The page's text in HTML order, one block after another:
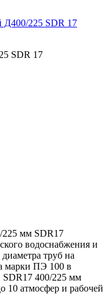
SDR 17
225 мм SDR17
водоснабжения и
труб на
марки ПЭ 100 в
SDR17 400/225 мм
10 атмосфер и рабочей